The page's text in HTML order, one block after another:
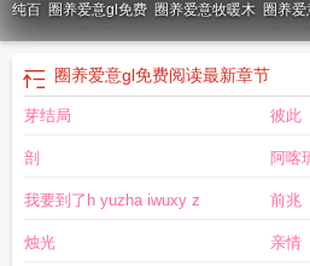
纯百 圈养爱意gl免费 圈养爱意牧暖木 圈养
gltxt百度圈养爱意作者在月球上捡垃圾圈养
圈养爱意glTXT 圈养爱意百合txt百度txt
江 圈养式爱情 圈养爱意结局是什么
爱意TXT资源
圈养爱意
球捡垃圾
圈养爱意g 圈
gl 在月球上捡垃圾圈养爱意txt资源 圈养爱
月球上捡垃圾
圈养爱意在
圈养爱意gl免费阅读最新章节
芽结局 彼此
剖 阿喀
我要到了h yuzha iwuxy z 前兆
烛光 亲情